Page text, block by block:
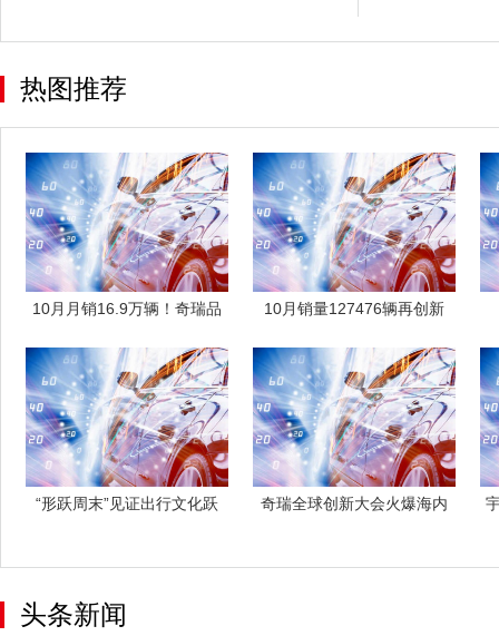
热图推荐
10月月销16.9万辆！奇瑞品
10月销量127476辆再创新
“形跃周末”见证出行文化跃
奇瑞全球创新大会火爆海内
头条新闻